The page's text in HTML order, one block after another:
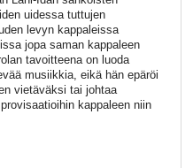
uidessa tuttujen
levyn kappaleissa
jopa saman kappaleen
tavoitteena on luoda
musiikkia, eikä hän epäröi
vietäväksi tai johtaa
kappaleen niin